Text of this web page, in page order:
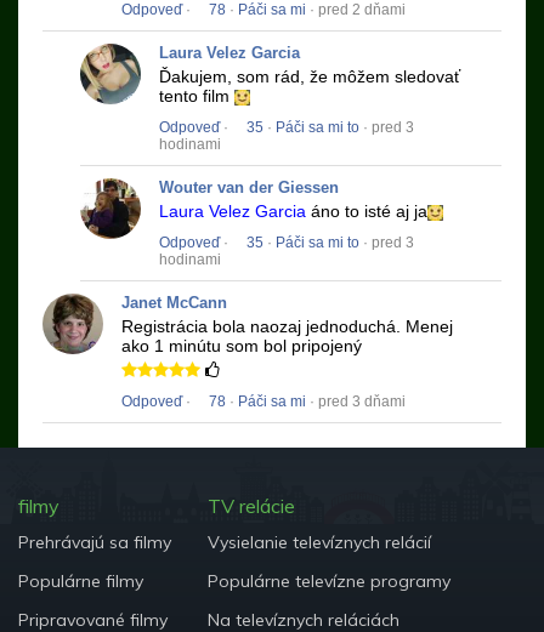
Odpoveď· 78 · Páči sa mi · pred 2 dňami
Laura Velez Garcia
Ďakujem, som rád, že môžem sledovať
tento film
Odpoveď· 35 · Páči sa mi to · pred 3
hodinami
Wouter van der Giessen
Laura Velez Garcia áno to isté aj ja
Odpoveď· 35 · Páči sa mi to · pred 3
hodinami
Janet McCann
Registrácia bola naozaj jednoduchá. Menej
ako 1 minútu som bol pripojený
Odpoveď· 78 · Páči sa mi · pred 3 dňami
filmy
Prehrávajú sa filmy
Populárne filmy
Pripravované filmy
TV relácie
Vysielanie televíznych relácií
Populárne televízne programy
Na televíznych reláciách